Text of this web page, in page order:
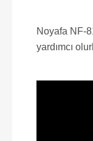
Noyafa NF-
yardımcı